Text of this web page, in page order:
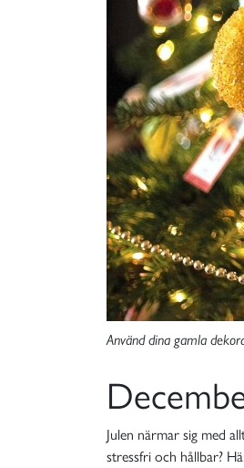
Använd dina gamla
Julen närmar sig med
stressfri och hållbar?